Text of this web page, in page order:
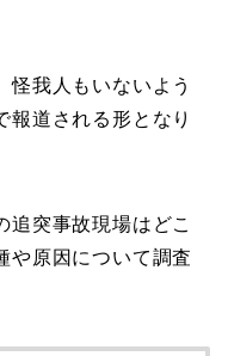
怪我人もいないよう
報道される形となり
追突事故現場はどこ
や原因について調査